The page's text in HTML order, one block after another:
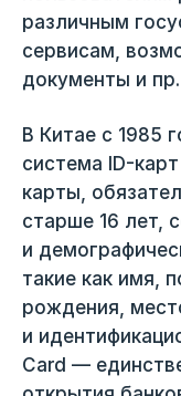
различным
сервисам,
документы и пр.
В Китае с 1985
система ID-
карты,
старше 16 лет,
и
такие как имя,
рождения,
и
Card —